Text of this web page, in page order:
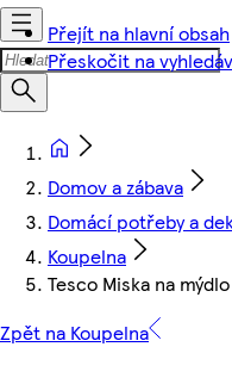
Přejít na hlavní obsah
Přeskočit na
Domov a zábava
Domácí potřeby a
Koupelna
Tesco Miska na mýdlo
Zpět na Koupelna